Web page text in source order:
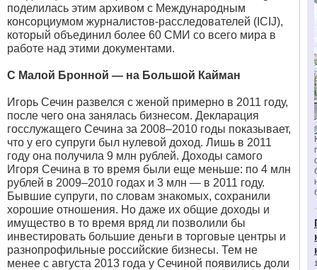
поделилась этим архивом с Международным
консорциумом журналистов-расследователей (ICIJ),
который объединил более 60 СМИ со всего мира в
работе над этими документами.
С Малой Бронной — на Большой Кайман
Игорь Сечин развелся с женой примерно в 2011 году,
после чего она занялась бизнесом. Декларация
госслужащего Сечина за 2008–2010 годы показывает,
что у его супруги был нулевой доход. Лишь в 2011
году она получила 9 млн рублей. Доходы самого
Игоря Сечина в то время были еще меньше: по 4 млн
рублей в 2009–2010 годах и 3 млн — в 2011 году.
Бывшие супруги, по словам знакомых, сохранили
хорошие отношения. Но даже их общие доходы и
имущество в то время вряд ли позволили бы
инвестировать большие деньги в торговые центры и
разнопрофильные российские бизнесы. Тем не
менее с августа 2013 года у Сечиной появились доли